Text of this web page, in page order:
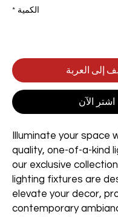
الكمية *
إلى العربة
اشترِ الآن
Illuminate your space
quality, one-of-a-kind
our exclusive
lighting fixtures are
elevate your decor,
contemporary